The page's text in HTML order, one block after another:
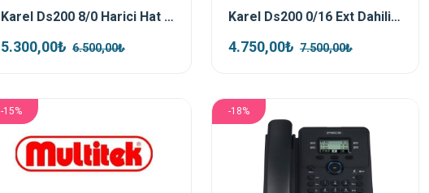
Karel Ds200 8/0 Harici Hat Kartı
5.300,00₺ 6.500,00₺
Karel Ds200 0/16 Ext Dahili Abone Kartı
4.750,00₺ 7.500,00₺
-15% -18%